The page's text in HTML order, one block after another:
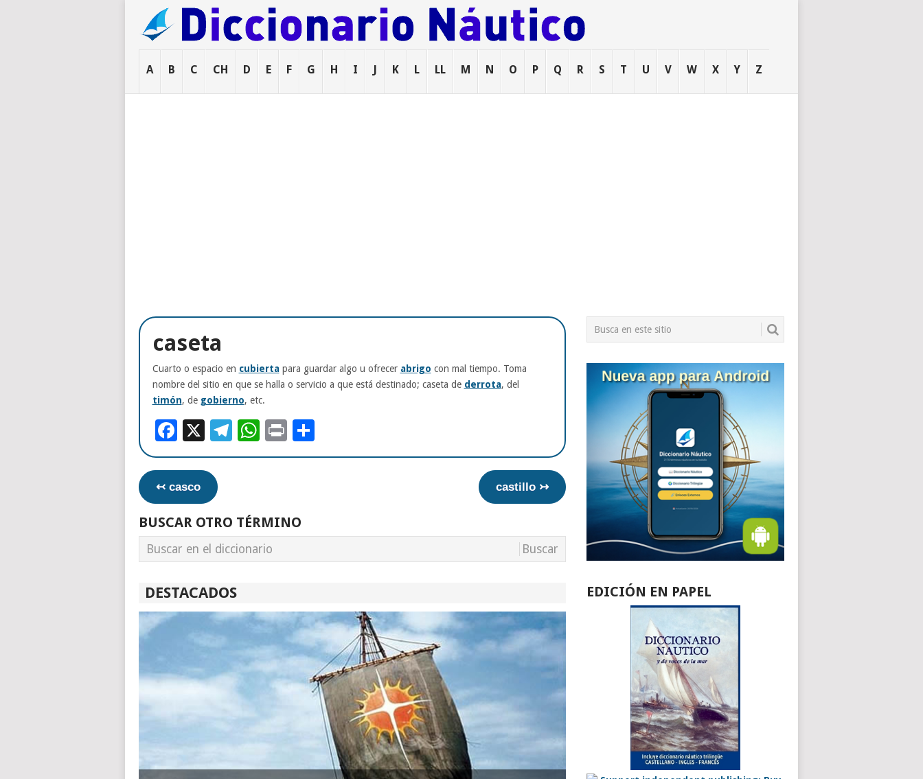
A B C CH D E F G H I J K L LL M N O P Q R S T U V W X Y Z
caseta
Cuarto o espacio en cubiertapara guardar algo u ofrecer abrigo con mal tiempo. Toma
nombre del sitio en que se halla o servicio a que está destinado; caseta de derrota, del
timón, de gobierno, etc.
Facebook
X Telegram
WhatsApp
PrintCompartir
↢ casco castillo ↣
BUSCAR OTRO TÉRMINO
DESTACADOS EDICIÓN EN PAPEL